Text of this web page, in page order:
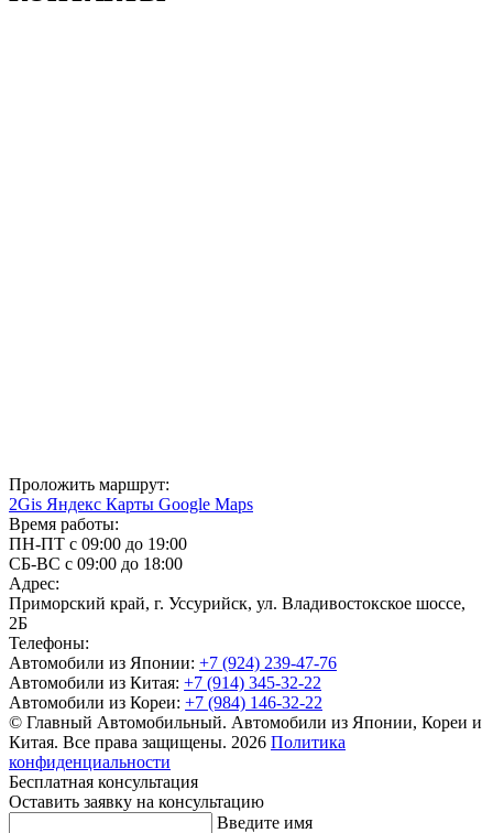
Проложить маршрут:
2Gis Яндекс Карты Google Maps
Время работы:
ПН-ПТ с 09:00 до 19:00
СБ-ВС с 09:00 до 18:00
Адрес:
Приморский край, г. Уссурийск, ул. Владивостокское шоссе,
2Б
Телефоны:
Автомобили из Японии: +7 (924) 239-47-76
Автомобили из Китая: +7 (914) 345-32-22
Автомобили из Кореи: +7 (984) 146-32-22
© Главный Автомобильный. Автомобили из Японии, Кореи и
Китая. Все права защищены. 2026 Политика
конфиденциальности
Бесплатная консультация
Оставить заявку на консультацию
Введите имя